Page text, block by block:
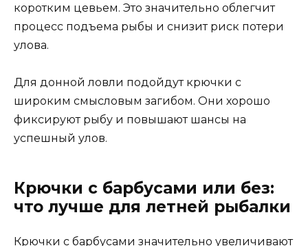
коротким цевьем. Это значительно облегчит
процесс подъема рыбы и снизит риск потери
улова.
Для донной ловли подойдут крючки с
широким смысловым загибом. Они хорошо
фиксируют рыбу и повышают шансы на
успешный улов.
Крючки с барбусами или без:
что лучше для летней рыбалки
Крючки с барбусами значительно увеличивают